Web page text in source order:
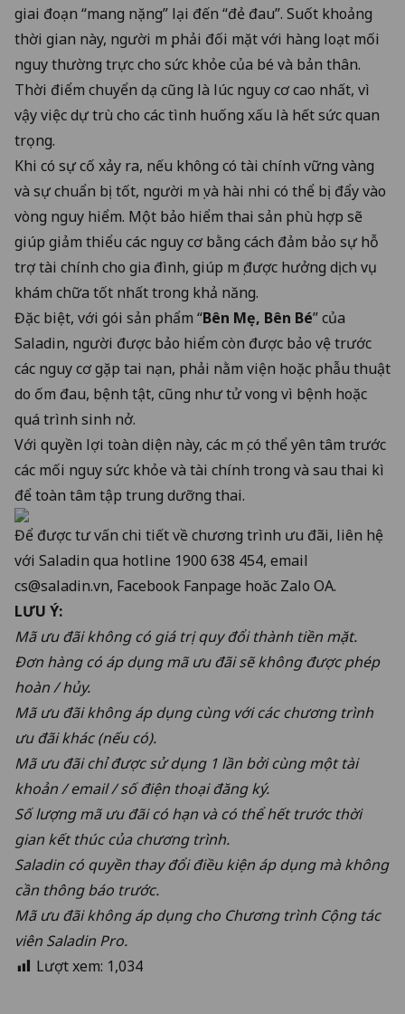
giai đoạn “mang nặng” lại đến “đẻ đau”. Suốt khoảng
thời gian này, người mẹ phải đối mặt với hàng loạt mối
nguy thường trực cho sức khỏe của bé và bản thân.
Thời điểm chuyển dạ cũng là lúc nguy cơ cao nhất, vì
vậy việc dự trù cho các tình huống xấu là hết sức quan
trọng.
Khi có sự cố xảy ra, nếu không có tài chính vững vàng
và sự chuẩn bị tốt, người mẹ và hài nhi có thể bị đẩy vào
vòng nguy hiểm. Một bảo hiểm thai sản phù hợp sẽ
giúp giảm thiểu các nguy cơ bằng cách đảm bảo sự hỗ
trợ tài chính cho gia đình, giúp mẹ được hưởng dịch vụ
khám chữa tốt nhất trong khả năng.
Đặc biệt, với gói sản phẩm “Bên Mẹ, Bên Bé” của
Saladin, người được bảo hiểm còn được bảo vệ trước
các nguy cơ gặp tai nạn, phải nằm viện hoặc phẫu thuật
do ốm đau, bệnh tật, cũng như tử vong vì bệnh hoặc
quá trình sinh nở.
Với quyền lợi toàn diện này, các mẹ có thể yên tâm trước
các mối nguy sức khỏe và tài chính trong và sau thai kì
để toàn tâm tập trung dưỡng thai.
Để được tư vấn chi tiết về chương trình ưu đãi, liên hệ
với Saladin qua hotline 1900 638 454, email
cs@saladin.vn, Facebook Fanpage hoăc Zalo OA.
LƯU Ý:
Mã ưu đãi không có giá trị quy đổi thành tiền mặt.
Đơn hàng có áp dụng mã ưu đãi sẽ không được phép
hoàn / hủy.
Mã ưu đãi không áp dụng cùng với các chương trình
ưu đãi khác (nếu có).
Mã ưu đãi chỉ được sử dụng 1 lần bởi cùng một tài
khoản / email / số điện thoại đăng ký.
Số lượng mã ưu đãi có hạn và có thể hết trước thời
gian kết thúc của chương trình.
Saladin có quyền thay đổi điều kiện áp dụng mà không
cần thông báo trước.
Mã ưu đãi không áp dụng cho Chương trình Cộng tác
viên Saladin Pro.
Lượt xem: 1,034